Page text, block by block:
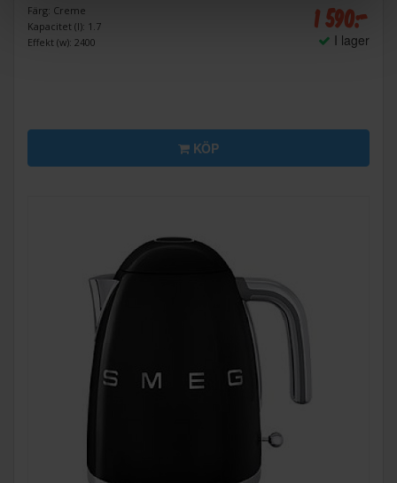
Färg: Creme
Kapacitet (l): 1.7
Effekt (w): 2400
1 590:-
I lager
KÖP